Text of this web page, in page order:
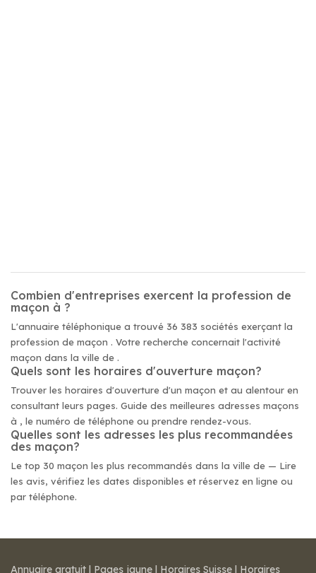
Combien d'entreprises exercent la profession de
maçon à ?
L'annuaire téléphonique a trouvé 36 383 sociétés exerçant la
profession de maçon . Votre recherche concernait l'activité
maçon dans la ville de .
Quels sont les horaires d'ouverture maçon?
Trouver les horaires d'ouverture d'un maçon et au alentour en
consultant leurs pages. Guide des meilleures adresses maçons
à , le numéro de téléphone ou prendre rendez-vous.
Quelles sont les adresses les plus recommandées
des maçon?
Le top 30 maçon les plus recommandés dans la ville de — Lire
les avis, vérifiez les dates disponibles et réservez en ligne ou
par téléphone.
Annuaire gratuit | Pages jaune | Horaires Suisse | Horaires